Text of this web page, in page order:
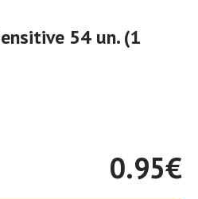
54 un. (1
0.95€